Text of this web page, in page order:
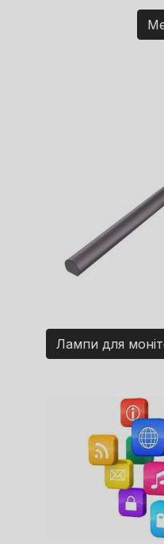
Лампи для